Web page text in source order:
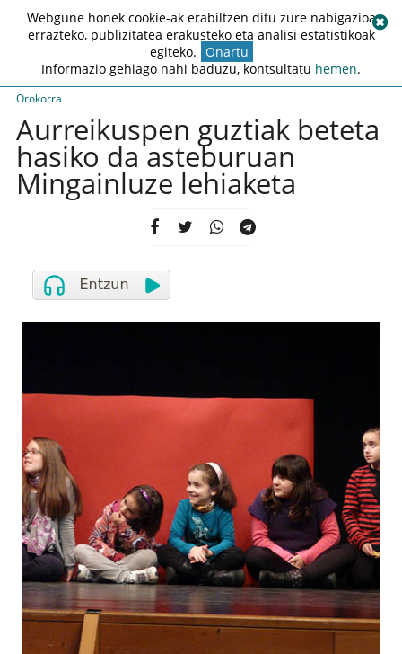
Orokorra
Aurreikuspen guztiak beteta
hasiko da asteburuan
Mingainluze lehiaketa
Webgune honek cookie-ak erabiltzen ditu zure nabigazioa
errazteko, publizitatea erakusteko eta analisi estatistikoak
egiteko. Onartu
Informazio gehiago nahi baduzu, kontsultatu hemen.